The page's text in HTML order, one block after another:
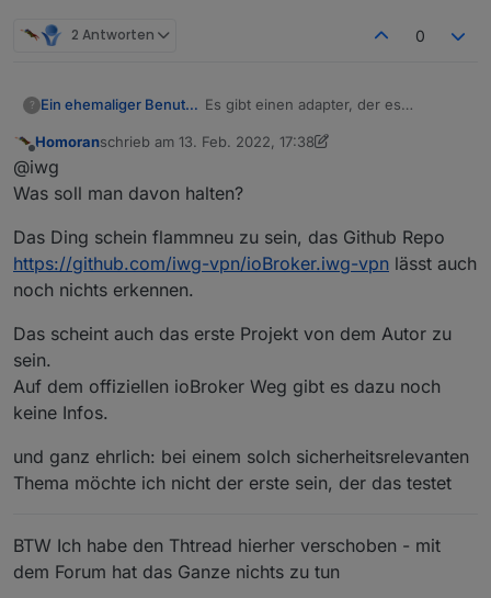
2 Antworten 0
? Ein ehemaliger Benutzer Es gibt einen adapter, der es
WireGuard einzurichten. Die
unproblematisch sein. Für jeden. Was
https://www.npmjs.com/package/iobr
Offline
Homoranschrieb am 13. Feb. 2022, 17:38
zuletzt editiert von Homoran
@iwg
Was soll man davon halten?
Das Ding schein flammneu zu sein, das Github Repo
https://github.com/iwg-vpn/ioBroker.iwg-vpn lässt auch
noch nichts erkennen.
Das scheint auch das erste Projekt von dem Autor zu
sein.
Auf dem offiziellen ioBroker Weg gibt es dazu noch
keine Infos.
und ganz ehrlich: bei einem solch sicherheitsrelevanten
Thema möchte ich nicht der erste sein, der das testet
BTW Ich habe den Thtread hierher verschoben - mit
dem Forum hat das Ganze nichts zu tun